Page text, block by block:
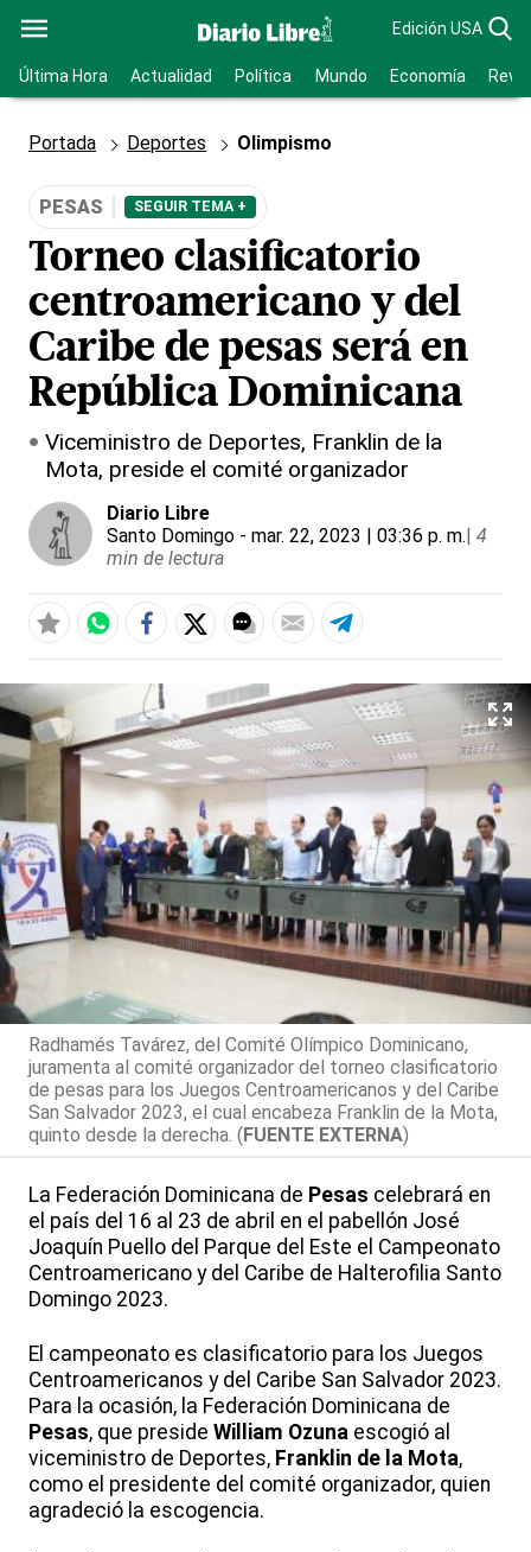
Edición USA
Última Hora Actualidad Política Mundo Economía
Portada Deportes Olimpismo
PESAS SEGUIR TEMA +
Torneo clasificatorio
centroamericano y del
Caribe de pesas será en
República Dominicana
Viceministro de Deportes, Franklin de la
Mota, preside el comité organizador
Diario Libre
Santo Domingo - mar. 22, 2023 | 03:36 p. m.| 4
min de lectura
Radhamés Tavárez, del Comité Olímpico Dominicano,
juramenta al comité organizador del torneo clasificatorio
de pesas para los Juegos Centroamericanos y del Caribe
San Salvador 2023, el cual encabeza Franklin de la Mota,
quinto desde la derecha. (FUENTE EXTERNA)
La Federación Dominicana de Pesas celebrará en
el país del 16 al 23 de abril en el pabellón José
Joaquín Puello del Parque del Este el Campeonato
Centroamericano y del Caribe de Halterofilia Santo
Domingo 2023.
El campeonato es clasificatorio para los Juegos
Centroamericanos y del Caribe San Salvador 2023.
Para la ocasión, la Federación Dominicana de
Pesas, que preside William Ozuna escogió al
viceministro de Deportes, Franklin de la Mota,
como el presidente del comité organizador, quien
agradeció la escogencia.